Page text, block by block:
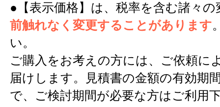
●【表示価格】は、税率を含む諸々
前触れなく変更することがあります
い。
ご購入をお考えの方には、ご依頼に
届けします。見積書の金額の有効期
で、ご検討期間が必要な方はご利用